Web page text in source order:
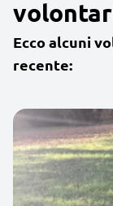
Ecco alcuni
recente: